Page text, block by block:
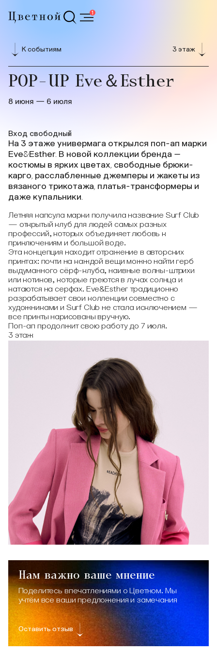
1
К событиям 3 этаж
POP-UP Eve＆Esther
8 июня — 6 июля
Вход свободный
На 3 этаже универмага открылся поп-ап марки
Eve&Esther. В новой коллекции бренда –
костюмы в ярких цветах, свободные брюки-
карго, расслабленные джемперы и жакеты из
вязаного трикотажа, платья-трансформеры и
даже купальники.
Летняя капсула марки получила название Surf Club
— открытый клуб для людей самых разных
профессий, которых объединяет любовь к
приключениям и большой воде.
Эта концепция находит отражение в авторских
принтах: почти на каждой вещи можно найти герб
выдуманного сёрф-клуба, наивные волны-штрихи
или котиков, которые греются в лучах солнца и
катаются на серфах. Eve&Esther традиционно
разрабатывает свои коллекции совместно с
художниками и Surf Club не стала исключением —
все принты нарисованы вручную.
Поп-ап продолжит свою работу до 7 июля.
3 этаж
Нам важно ваше мнение
Поделитесь впечатлениями о Цветном. Мы
учтём все ваши предложения и замечания
Оставить отзыв